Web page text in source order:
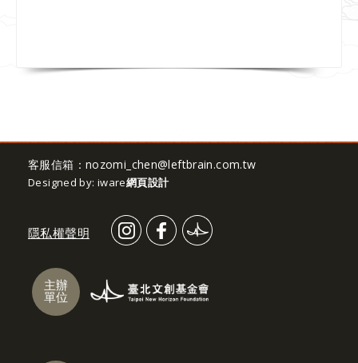
客服信箱： nozomi_chen@leftbrain.com.tw
Designed by: iware網頁設計
隱私權聲明
主辦
單位